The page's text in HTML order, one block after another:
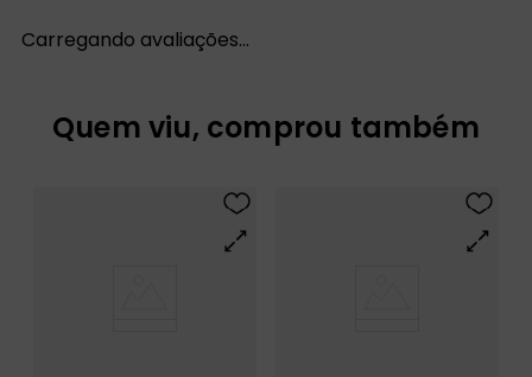
Carregando avaliações…
Quem viu, comprou também